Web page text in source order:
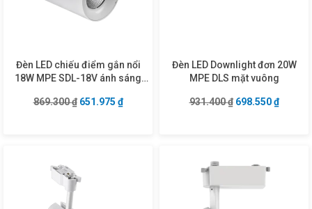
Đèn LED chiếu điểm gắn nổi
18W MPE SDL-18V ánh sáng
869.300₫ Giá gốc là: 869.300 ₫.
651.975 ₫Giá hiện tại là: 651.975 ₫.
Đèn LED Downlight đơn 20W
MPE DLS mặt vuông
931.400₫ Giá gốc là:
698.550₫Giá